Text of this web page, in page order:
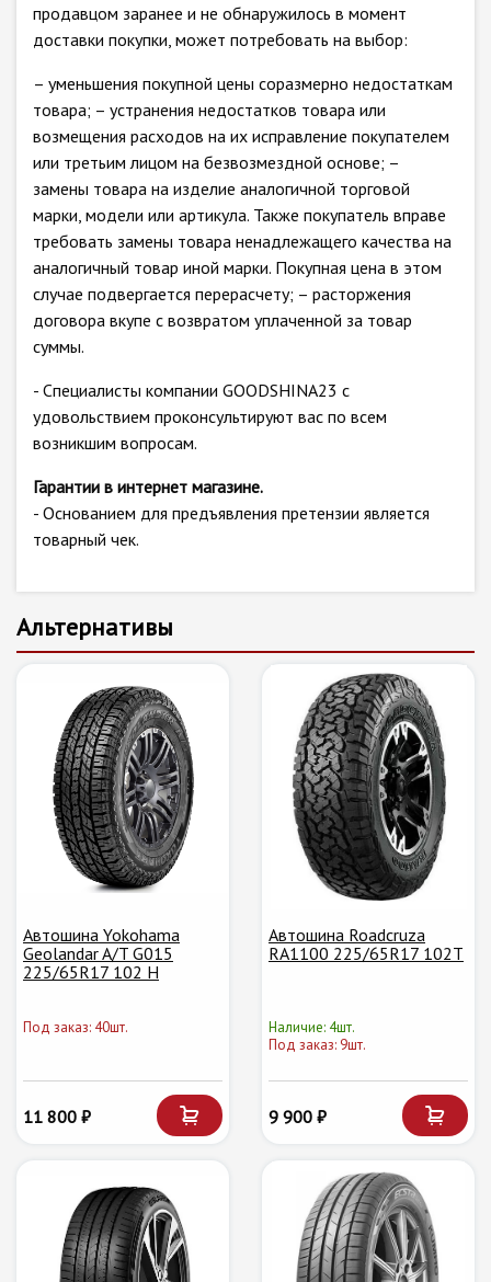
продавцом заранее и не обнаружилось в момент
доставки покупки, может потребовать на выбор:
– уменьшения покупной цены соразмерно недостаткам
товара; – устранения недостатков товара или
возмещения расходов на их исправление покупателем
или третьим лицом на безвозмездной основе; –
замены товара на изделие аналогичной торговой
марки, модели или артикула. Также покупатель вправе
требовать замены товара ненадлежащего качества на
аналогичный товар иной марки. Покупная цена в этом
случае подвергается перерасчету; – расторжения
договора вкупе с возвратом уплаченной за товар
суммы.
- Специалисты компании GOODSHINA23 с
удовольствием проконсультируют вас по всем
возникшим вопросам.
Гарантии в интернет магазине.
- Основанием для предъявления претензии является
товарный чек.
Альтернативы
Автошина Yokohama
Geolandar A/T G015
225/65R17 102 H
Под заказ: 40шт.
11 800 ₽
Автошина Roadcruza
RA1100 225/65R17 102T
Наличие: 4шт.
Под заказ: 9шт.
9 900 ₽